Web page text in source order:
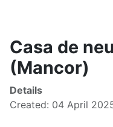
Casa de
(Mancor)
Details
Created: 04 April